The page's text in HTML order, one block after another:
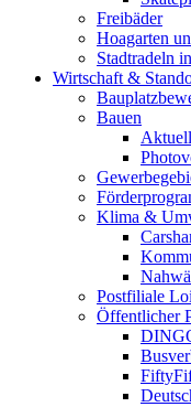
Freibäder
Hoagarten
Stadtradeln
Wirtschaft &
Bauen
Klima &
Postfiliale
Öffentlicher